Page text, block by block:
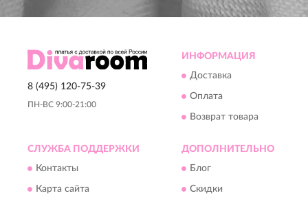
8 (495) 120-75-39
ПН-ВС 9:00-21:00
ИНФОРМАЦИЯ
Доставка
Оплата
Возврат товара
СЛУЖБА ПОДДЕРЖКИ
Контакты
Карта сайта
ДОПОЛНИТЕЛЬНО
Блог
Скидки